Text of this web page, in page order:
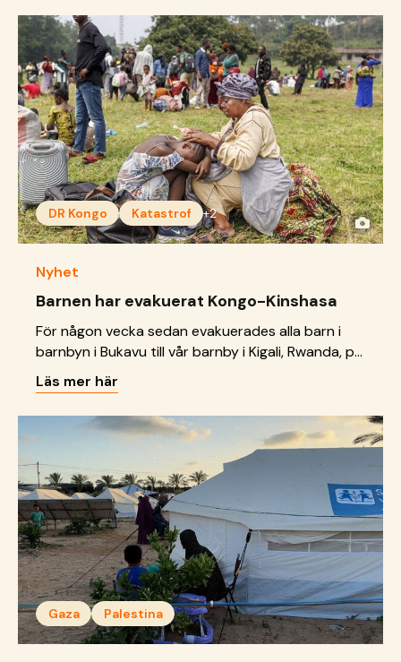
DR Kongo Katastrof +2
Nyhet
Barnen har evakuerat Kongo-Kinshasa
För någon vecka sedan evakuerades alla barn i
barnbyn i Bukavu till vår barnby i Kigali, Rwanda, på
grund av konflikten i Demokratiska republiken
Kongo. Evakueringen gick bra och barnen är i
säkerhet.
Läs mer här
Gaza Palestina